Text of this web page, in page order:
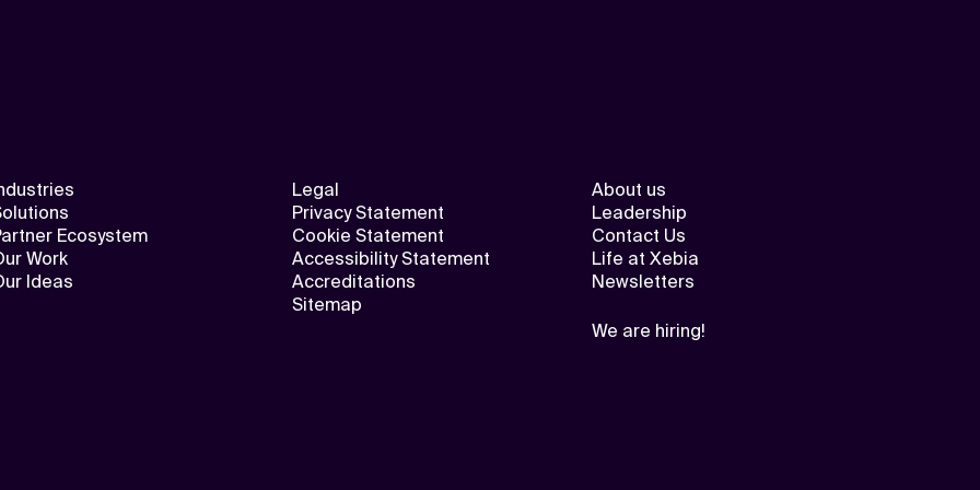
Ecosystem
Work
Ideas
Legal
Privacy Statement
Cookie Statement
Accessibility Statement
Accreditations
Sitemap
About us
Leadership
Contact Us
Life at Xebia
Newsletters
We are hiring!